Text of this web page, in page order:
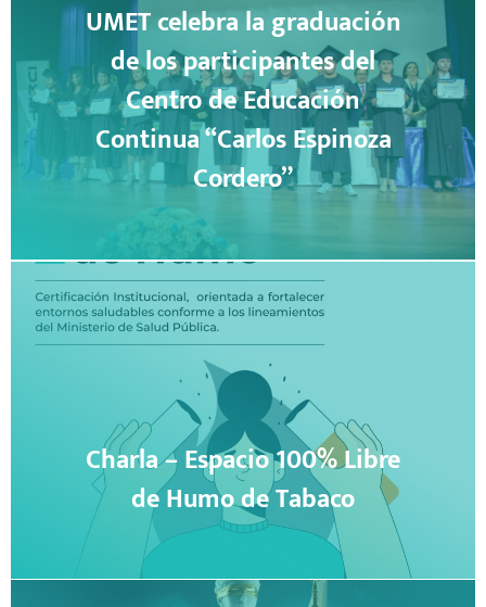
UMET celebra la graduación
de los participantes del
Centro de Educación
Continua “Carlos Espinoza
Cordero”
Charla – Espacio 100% Libre
de Humo de Tabaco